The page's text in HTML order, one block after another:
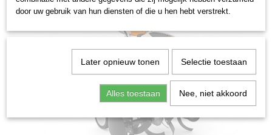
door uw gebruik van hun diensten of die u hen hebt verstrekt.
Later opnieuw tonen Selectie toestaan
Alles toestaan Nee, niet akkoord